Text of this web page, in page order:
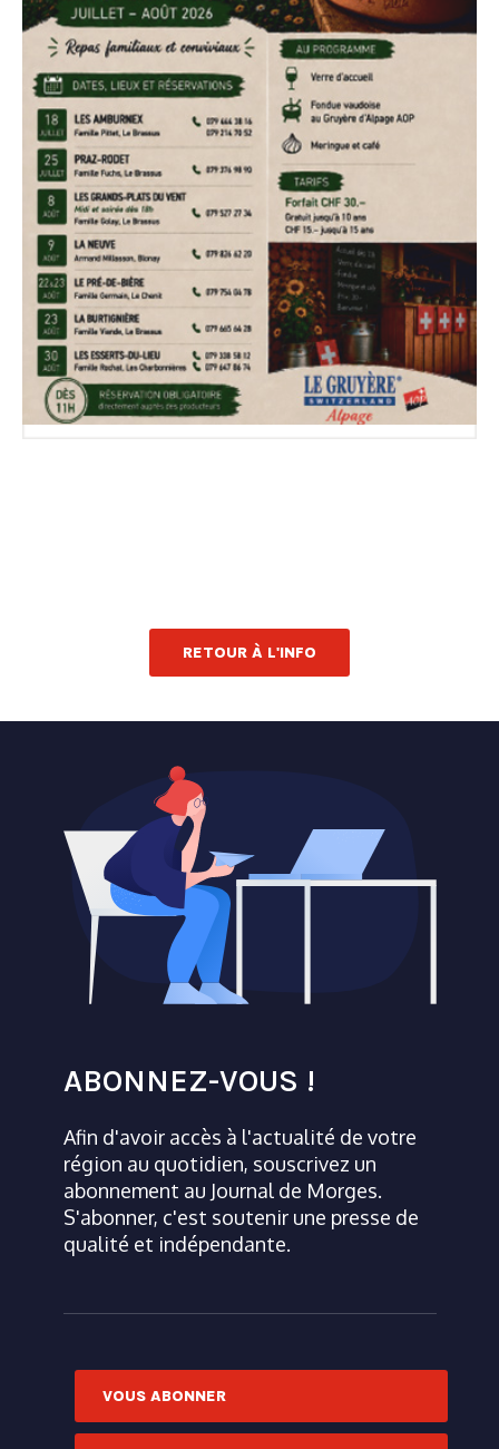
RETOUR À L'INFO
ABONNEZ-VOUS !
Afin d'avoir accès à l'actualité de votre
région au quotidien, souscrivez un
abonnement au Journal de Morges.
S'abonner, c'est soutenir une presse de
qualité et indépendante.
VOUS ABONNER